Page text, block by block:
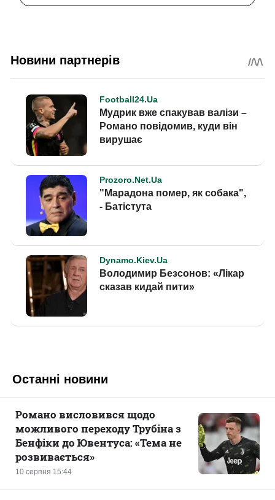
Останні новини
10 серпня 15:44
Романо висловився щодо
можливого переходу Трубіна з
Бенфіки до Ювентуса: «Тема не
розвивається»